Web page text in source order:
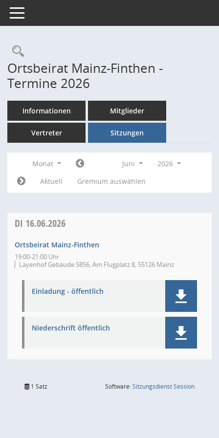
Toggle navigation
Rechercheauswahl
Ortsbeirat Mainz-Finthen -
Termine 2026
Informationen Mitglieder
Vertreter Sitzungen
Monat Juni
2026
Aktuell
Gremium auswählen
DI 16.06.2026
Ortsbeirat Mainz-Finthen
19:00-21:00 Uhr
Layenhof Gebäude 5856, Am Flugplatz 8, 55126 Mainz
Einladung - öffentlich
Niederschrift öffentlich
1 Satz Software:SitzungsdienstSession(Wird in